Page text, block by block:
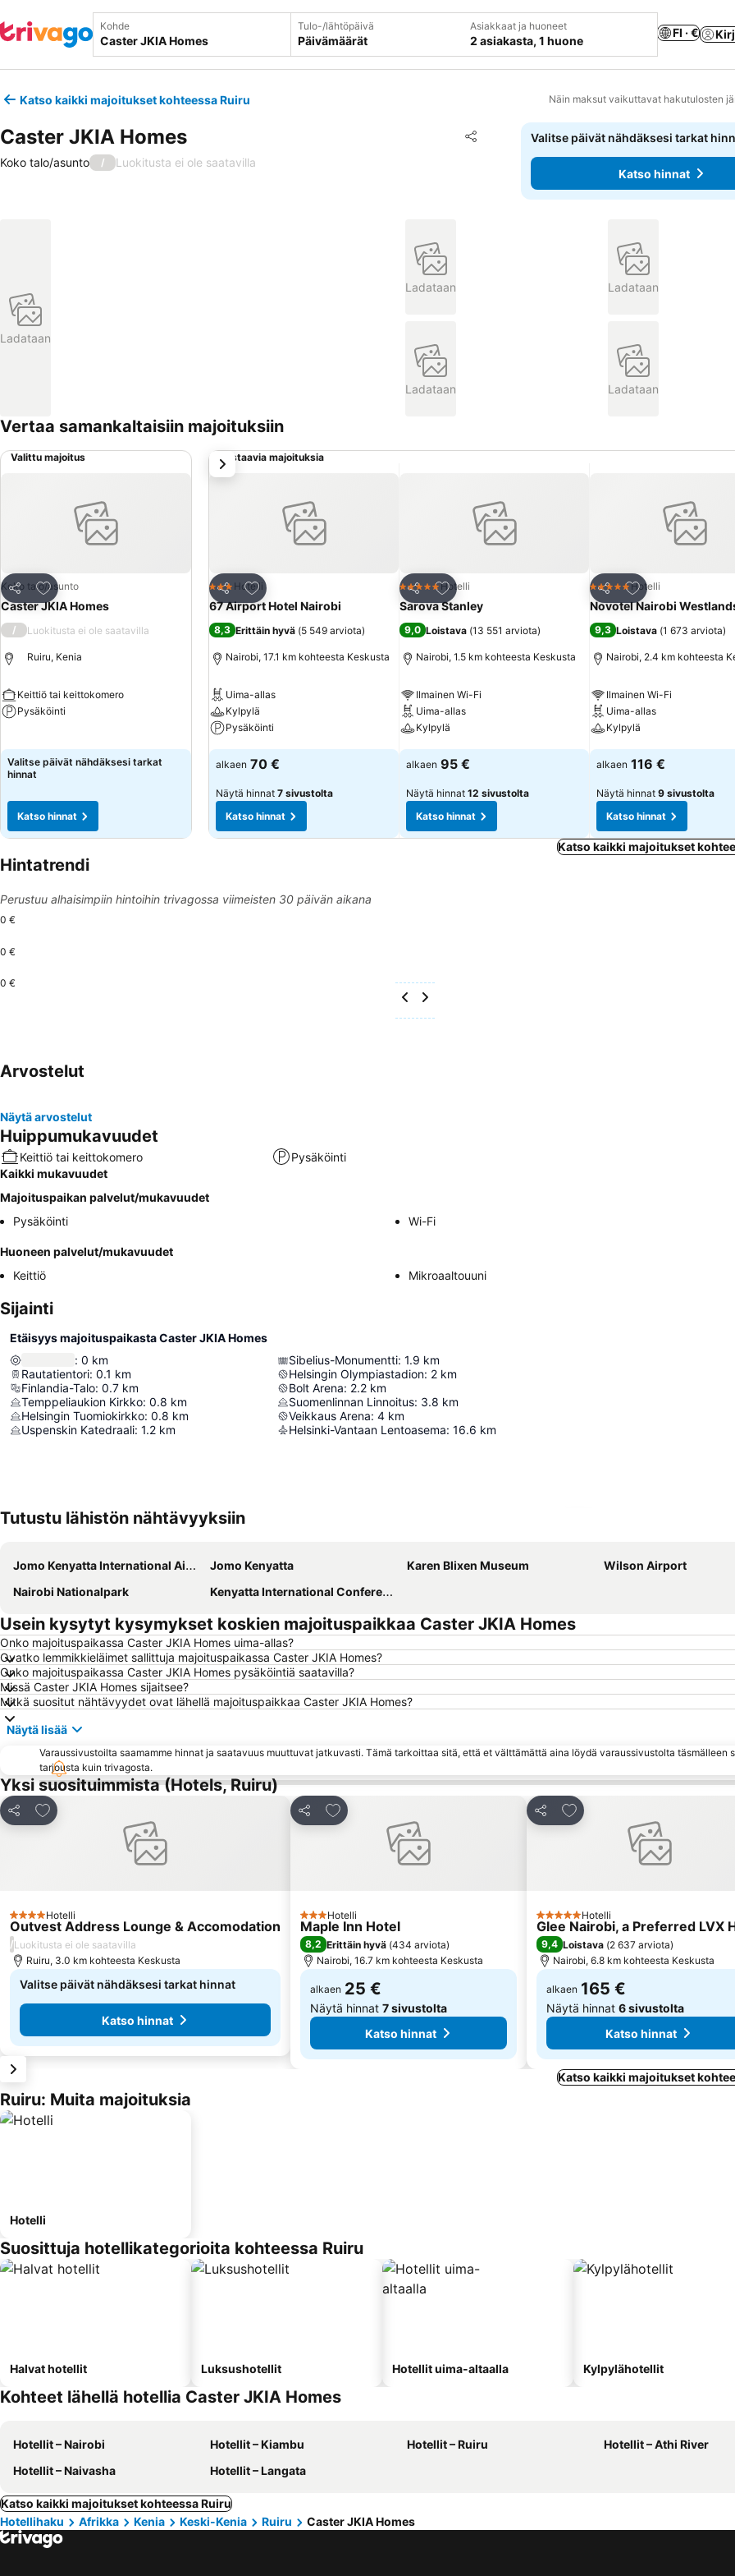
Kohde Tulo-/lähtöpäivä
Päivämäärät
Asiakkaat ja huoneet
2 asiakasta, 1 huone
FI · €
Katso kaikki majoitukset kohteessa Ruiru Näin maksut vaikuttavat hakutulosten
Caster JKIA Homes Jaa
Lisää suosikkeihin
Koko talo/asunto / Luokitusta ei ole saatavilla
Valitse päivät nähdäksesi tarkat
Katso hinnat
Ladataan
Ladataan Ladataan
Ladataan Ladataan
Vertaa samankaltaisiin majoituksiin
Valittu majoitus
Jaa
Lisää suosikkeihin
Koko talo/asunto
Caster JKIA Homes
/ Luokitusta ei ole saatavilla
Ruiru, Kenia
Keittiö tai keittokomero
Pysäköinti
Valitse päivät nähdäksesi tarkat
hinnat
Katso hinnat
Vastaavia majoituksia
Jaa
Lisää suosikkeihin
3 Tähtiluokitus
Hotelli
67 Airport Hotel Nairobi
8,3 Erittäin hyvä (5 549 arviota)
Nairobi, 17.1 km kohteesta Keskusta
Uima-allas
Kylpylä
Pysäköinti
Katso hinnat
alkaen 70 €
Näytä hinnat 7 sivustolta
Katso hinnat
Jaa
Lisää suosikkeihin
5 Tähtiluokitus
Hotelli
Sarova Stanley
9,0 Loistava (13 551 arviota)
Nairobi, 1.5 km kohteesta Keskusta
Ilmainen Wi-Fi
Uima-allas
Kylpylä
Katso hinnat
alkaen 95 €
Näytä hinnat 12 sivustolta
Katso hinnat
Jaa
Lisää suosikkeihin
5 Tähtiluokitus
Hotelli
Novotel Nairobi
9,3 Loistava (1 673 arviota)
Nairobi, 2.4 km kohteesta
Ilmainen Wi-Fi
Uima-allas
Kylpylä
Katso hinnat
alkaen 116 €
Näytä hinnat 9 sivustolta
Katso hinnat
seuraava
Katso kaikki majoitukset
Hintatrendi
Perustuu alhaisimpiin hintoihin trivagossa viimeisten 30 päivän aikana
0 €
0 €
0 €
Arvostelut
Näytä arvostelut
Huippumukavuudet
Keittiö tai keittokomero
Pysäköinti
Kaikki mukavuudet
Majoituspaikan palvelut/mukavuudet
Pysäköinti
Wi-Fi
Huoneen palvelut/mukavuudet
Keittiö
Mikroaaltouuni
Sijainti
Etäisyys majoituspaikasta Caster JKIA Homes
: 0 km
Rautatientori: 0.1 km
Finlandia-Talo: 0.7 km
Temppeliaukion Kirkko: 0.8 km
Helsingin Tuomiokirkko: 0.8 km
Uspenskin Katedraali: 1.2 km
Sibelius-Monumentti: 1.9 km
Helsingin Olympiastadion: 2 km
Bolt Arena: 2.2 km
Suomenlinnan Linnoitus: 3.8 km
Veikkaus Arena: 4 km
Helsinki-Vantaan Lentoasema: 16.6 km
Tutustu lähistön nähtävyyksiin
Jomo Kenyatta International Airport Jomo Kenyatta Karen Blixen Museum
Wilson Airport
Nairobi Nationalpark
Kenyatta International Conference Centre
Usein kysytyt kysymykset koskien majoituspaikkaa Caster JKIA Homes
Onko majoituspaikassa Caster JKIA Homes uima-allas?
Ovatko lemmikkieläimet sallittuja majoituspaikassa Caster JKIA Homes?
Onko majoituspaikassa Caster JKIA Homes pysäköintiä saatavilla?
Missä Caster JKIA Homes sijaitsee?
Mitkä suositut nähtävyydet ovat lähellä majoituspaikkaa Caster JKIA Homes?
Näytä lisää
Varaussivustoilta saamamme hinnat ja saatavuus muuttuvat jatkuvasti. Tämä tarkoittaa sitä, että et välttämättä aina löydä varaussivustolta täsmälleen
tarjousta kuin trivagosta.
Yksi suosituimmista (Hotels, Ruiru)
Jaa
Lisää suosikkeihin
4 Tähtiluokitus
Hotelli
Outvest Address Lounge & Accomodation
/Luokitusta ei ole saatavilla
Ruiru, 3.0 km kohteesta Keskusta
Valitse päivät nähdäksesi tarkat hinnat
Katso hinnat
Jaa
Lisää suosikkeihin
3 Tähtiluokitus
Hotelli
Maple Inn Hotel
8,2 Erittäin hyvä (434 arviota)
Nairobi, 16.7 km kohteesta Keskusta
alkaen 25 €
Näytä hinnat 7 sivustolta
Katso hinnat
Jaa
Lisää suosikkeihin
5 Tähtiluokitus
Hotelli
Glee Nairobi, a Preferred LVX
9,4 Loistava (2 637 arviota)
Nairobi, 6.8 km kohteesta Keskusta
alkaen 165 €
Näytä hinnat 6 sivustolta
Katso hinnat
Katso kaikki majoitukset
Ruiru: Muita majoituksia
Hotelli
Suosittuja hotellikategorioita kohteessa Ruiru
Halvat hotellit Luksushotellit Hotellit uima-altaalla Kylpylähotellit
Kohteet lähellä hotellia Caster JKIA Homes
Hotellit – Nairobi Hotellit – Kiambu Hotellit – Ruiru
Hotellit – Athi River
Hotellit – Naivasha
Hotellit – Langata
Katso kaikki majoitukset kohteessa Ruiru
Hotellihaku
Afrikka Kenia Keski-Kenia Ruiru Caster JKIA Homes